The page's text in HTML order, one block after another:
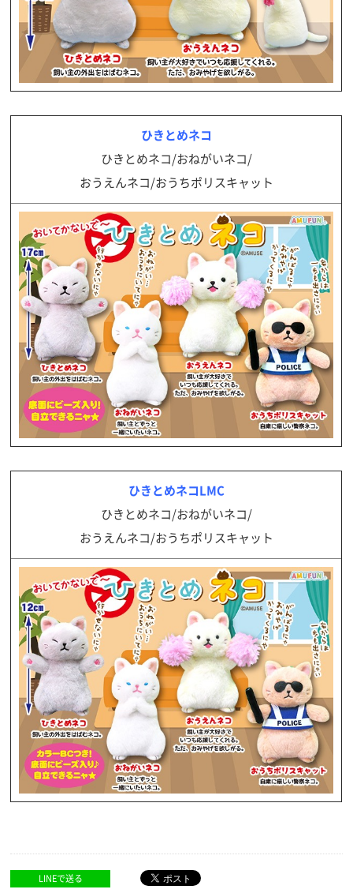
ひきとめネコ
ひきとめネコ/おねがいネコ/
おうえんネコ/おうちポリスキャット
ひきとめネコLMC
ひきとめネコ/おねがいネコ/
おうえんネコ/おうちポリスキャット
LINEで送る